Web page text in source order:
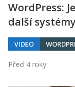
WordPress:
další
VIDEO
Před 4 roky